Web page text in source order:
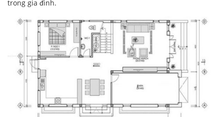
trong gia đình.